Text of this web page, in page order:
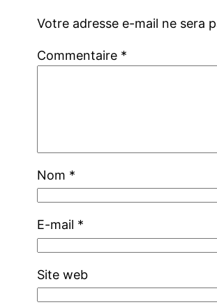
Votre adresse e-mail ne sera
Commentaire *
Nom *
E-mail *
Site web